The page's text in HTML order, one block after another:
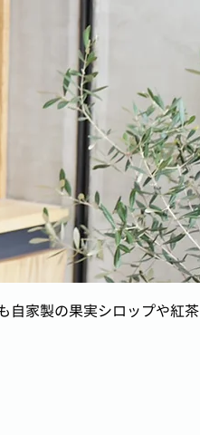
自家製の果実シロップや紅茶